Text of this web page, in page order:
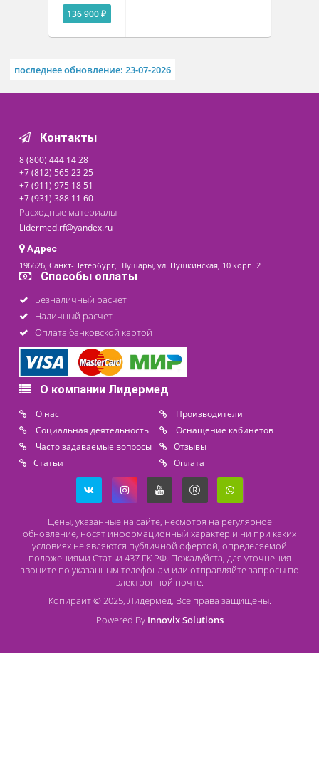
Технические характеристики
Похожие товары
136 900 ₽
последнее обновление: 23-07-2026
Контакты
8 (800) 444 14 28
+7 (812) 565 23 25
+7 (931) 388 11 60
Расходные материалы
Lidermed.rf@yandex.ru
196626, Санкт-Петербург, Шушары, ул. Пушкинская, 10 корп. 2
Способы оплаты
Безналичный расчет
Наличный расчет
Оплата банковской картой